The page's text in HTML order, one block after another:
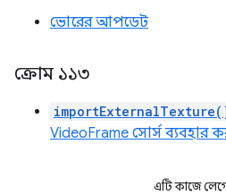
ভোরের আপডেট
ক্রোম ১১৩
VideoFrame সোর্স ব্যবহার
এটি কাজে